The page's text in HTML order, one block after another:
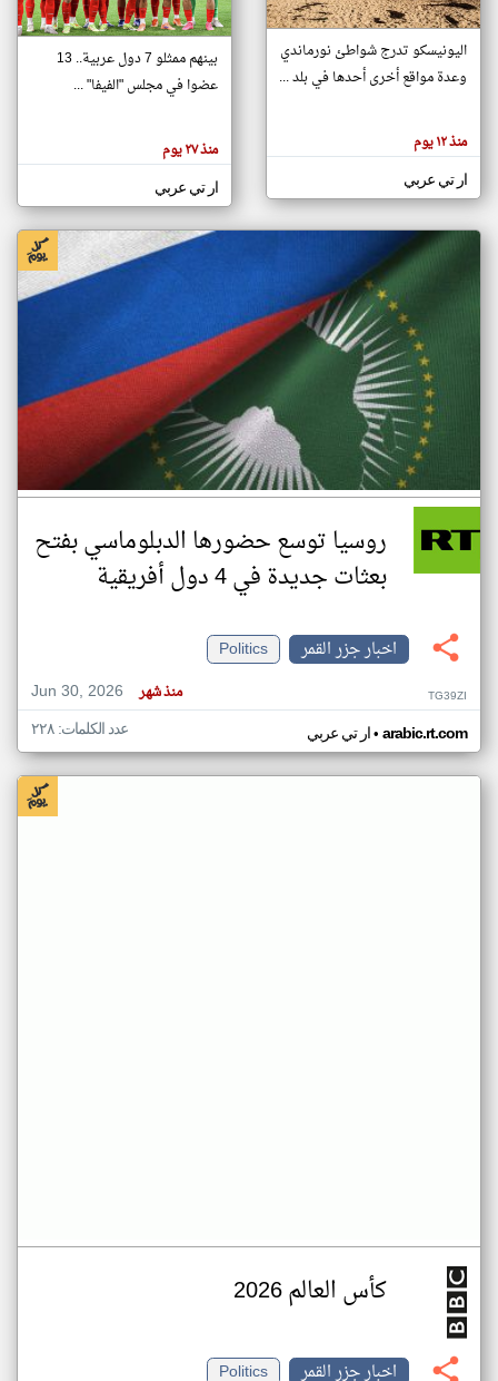
تغيير الدولة
اخبار جزر القمر على مدار الساعة
أهم اخبار جزر القمر العاجلة والمباشرة
هنا عن
وجهة
كاتبيها.
اليونيسكو تدرج شواطئ نورماندي
وعدة مواقع أخرى أحدها في بلد ...
منذ ١٢ يوم
ار تي عربي
بينهم ممثلو 7 دول عربية.. 13
عضوا في مجلس "الفيفا" ...
منذ ٢٧ يوم
ار تي عربي
روسيا توسع حضورها الدبلوماسي بفتح
بعثات جديدة في 4 دول أفريقية
اخبار جزر القمر
Politics
Jun 30, 2026
منذ شهر TG39ZI
ار تي عربي• arabic.rt.com عدد الكلمات: ٢٢٨
كأس العالم 2026
اخبار جزر القمر
Politics
klyoum.com